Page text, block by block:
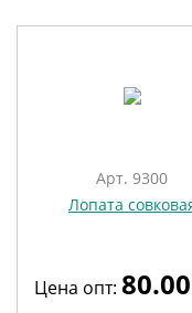
Арт. 9300
Лопата
Цена опт: 80.00